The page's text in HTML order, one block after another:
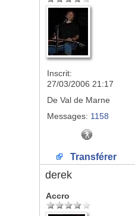
Inscrit:
27/03/2006 21:17
De Val de Marne
Messages: 1158
Transférer
derek
Accro